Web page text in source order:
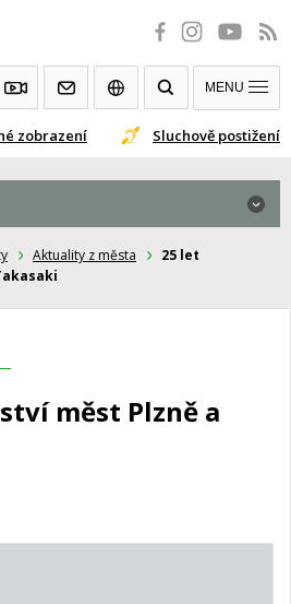
zobrazení Sluchově postižení
MENU
Aktuality z města
25 let
měst Plzně a